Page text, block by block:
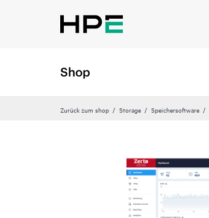
Shop
Zurück zum shop Storage Speichersoftware